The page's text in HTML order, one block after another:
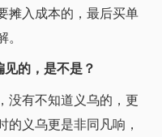
摊入成本的，最后买单
的，是不是？
有不知道义乌的，更
义乌更是非同凡响，